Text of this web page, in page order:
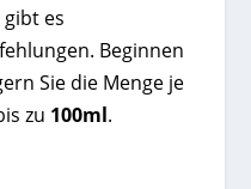
es
Beginnen
Sie die Menge je
zu 100ml.